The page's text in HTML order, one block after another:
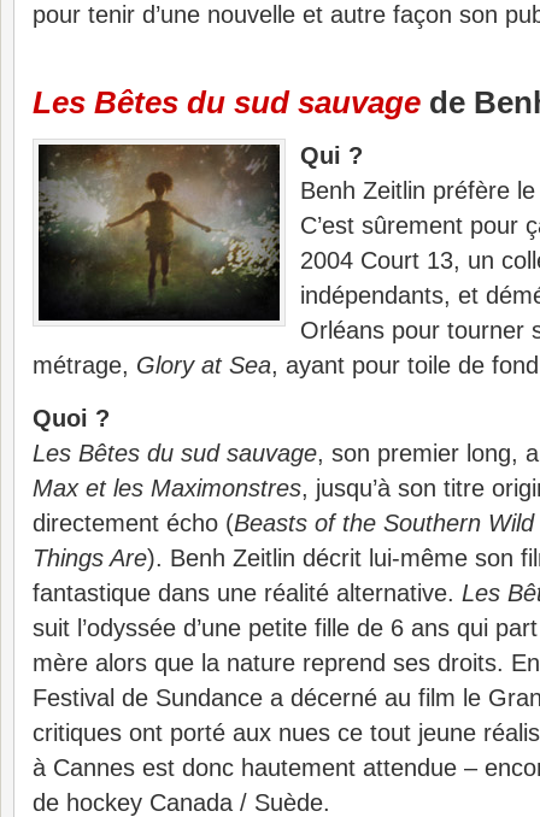
pour tenir d’une nouvelle et autre façon son
Les Bêtes du sud sauvage de
Qui ?
Benh Zeitlin préfère
C’est sûrement pour
2004 Court 13, un
indépendants, et
Orléans pour tourner
métrage, Glory at Sea, ayant pour toile de
Quoi ?
Les Bêtes du sud sauvage, son premier long,
Max et les Maximonstres, jusqu’à son titre
directement écho (Beasts of the Southern Wild
Things Are). Benh Zeitlin décrit lui-même son
fantastique dans une réalité alternative. Les
suit l’odyssée d’une petite fille de 6 ans qui
mère alors que la nature reprend ses droits.
Festival de Sundance a décerné au film le
critiques ont porté aux nues ce tout jeune
à Cannes est donc hautement attendue –
de hockey Canada / Suède.